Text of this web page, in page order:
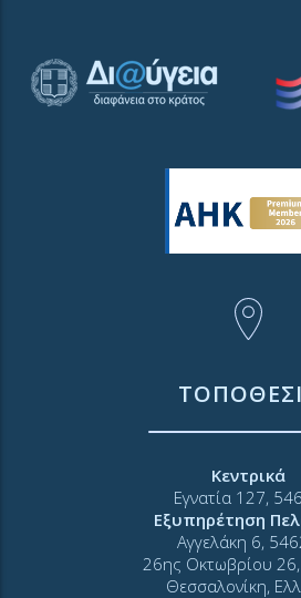
Κεντρικά
Εγνατία 127,
Εξυπηρέτηση
Αγγελάκη 6,
26ης Οκτωβρίου
Θεσσαλονίκη,